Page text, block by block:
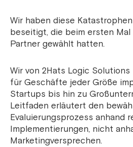
Wir haben diese
beseitigt, die beim ersten
Partner gewählt hatten.
Wir von 2Hats Logic
für Geschäfte jeder Größe
Startups bis hin zu
Leitfaden erläutert den
Evaluierungsprozess anhand
Implementierungen, nicht
Marketingversprechen.